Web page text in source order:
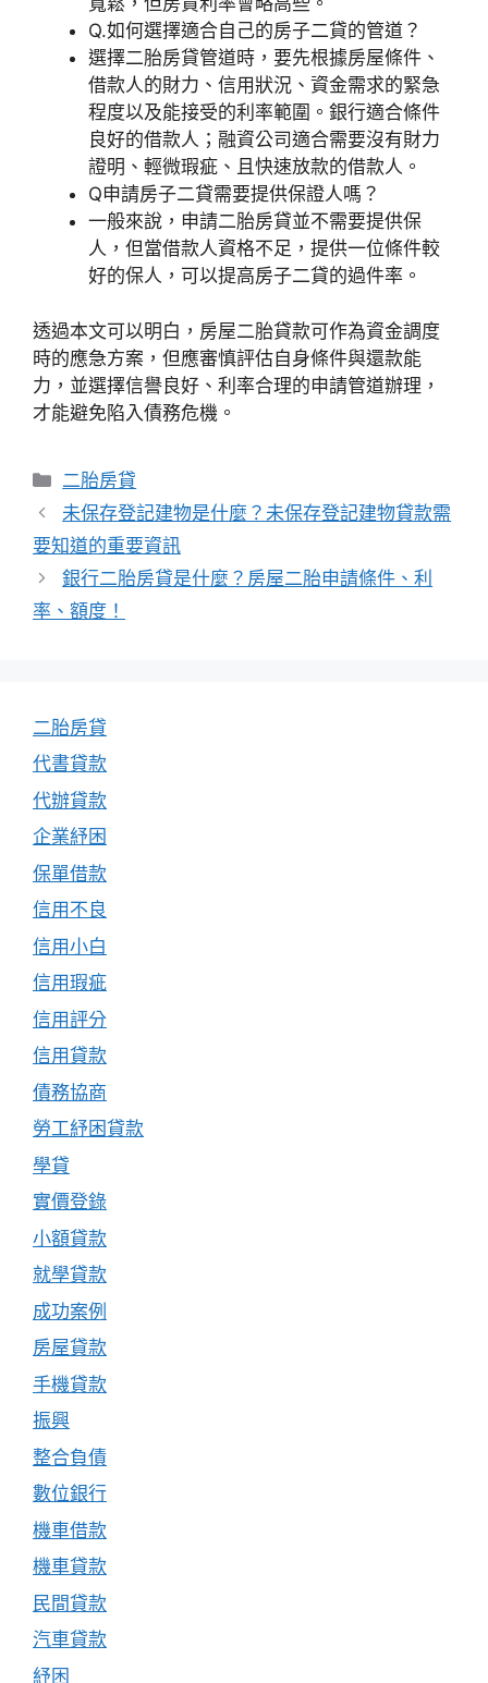
Q.如何選擇適合自己的房子二貸的管道？
選擇二胎房貸管道時，要先根據房屋條件、
借款人的財力、信用狀況、資金需求的緊急
程度以及能接受的利率範圍。銀行適合條件
良好的借款人；融資公司適合需要沒有財力
證明、輕微瑕疵、且快速放款的借款人。
Q申請房子二貸需要提供保證人嗎？
一般來說，申請二胎房貸並不需要提供保
人，但當借款人資格不足，提供一位條件較
好的保人，可以提高房子二貸的過件率。
透過本文可以明白，房屋二胎貸款可作為資金調度
時的應急方案，但應審慎評估自身條件與還款能
力，並選擇信譽良好、利率合理的申請管道辦理，
才能避免陷入債務危機。
分
類
二胎房貸
未保存登記建物是什麼？未保存登記建物貸款需
要知道的重要資訊
銀行二胎房貸是什麼？房屋二胎申請條件、利
率、額度！
二胎房貸
代書貸款
代辦貸款
企業紓困
保單借款
信用不良
信用小白
信用瑕疵
信用評分
信用貸款
債務協商
勞工紓困貸款
學貸
實價登錄
小額貸款
就學貸款
成功案例
房屋貸款
手機貸款
振興
整合負債
數位銀行
機車借款
機車貸款
民間貸款
汽車貸款
紓困